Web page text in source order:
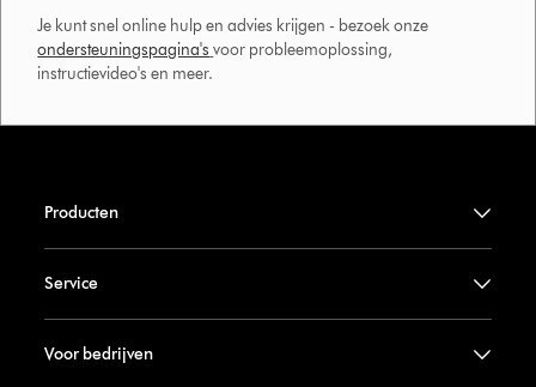
Je kunt snel online hulp en advies krijgen - bezoek onze
ondersteuningspagina's voor probleemoplossing,
instructievideo's en meer.
Producten
Service
Voor bedrijven